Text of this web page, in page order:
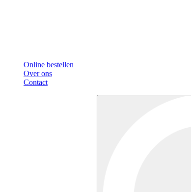
Online bestellen
Over ons
Contact